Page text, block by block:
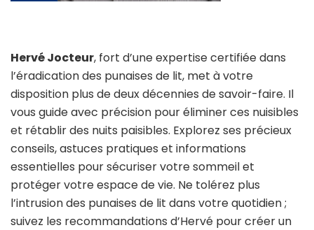
Hervé Jocteur, fort d’une expertise certifiée dans
l’éradication des punaises de lit, met à votre
disposition plus de deux décennies de savoir-faire. Il
vous guide avec précision pour éliminer ces nuisibles
et rétablir des nuits paisibles. Explorez ses précieux
conseils, astuces pratiques et informations
essentielles pour sécuriser votre sommeil et
protéger votre espace de vie. Ne tolérez plus
l’intrusion des punaises de lit dans votre quotidien ;
suivez les recommandations d’Hervé pour créer un